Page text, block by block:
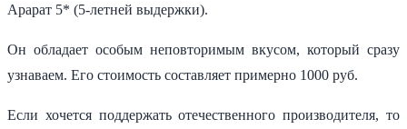
Арарат 5* (5-летней выдержки).
Он обладает особым неповторимым вкусом, который сразу
узнаваем. Его стоимость составляет примерно 1000 руб.
Если хочется поддержать отечественного производителя, то